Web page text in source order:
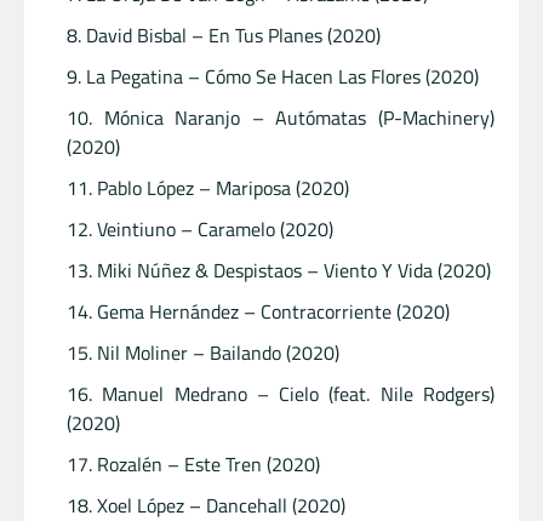
David Bisbal – En Tus Planes (2020)
La Pegatina – Cómo Se Hacen Las Flores (2020)
Mónica Naranjo – Autómatas (P-Machinery)
(2020)
Pablo López – Mariposa (2020)
Veintiuno – Caramelo (2020)
Miki Núñez & Despistaos – Viento Y Vida (2020)
Gema Hernández – Contracorriente (2020)
Nil Moliner – Bailando (2020)
Manuel Medrano – Cielo (feat. Nile Rodgers)
(2020)
Rozalén – Este Tren (2020)
Xoel López – Dancehall (2020)